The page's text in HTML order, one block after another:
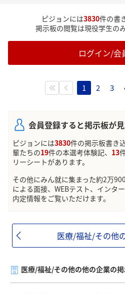
ピジョンには3830件の書
掲示板の閲覧は現役学生の
ログイン/会
1 2 3
会員登録すると掲示板が見
ピジョンには3830件の掲示板書き
輩たちの19件の本選考体験記、 13
リーシートがあります。
その他にみん就に集まった約2万
による面接、WEBテスト、インタ
内定情報をご覧いただけます。
医療/福祉/その他
医療/福祉/その他の他の企業の